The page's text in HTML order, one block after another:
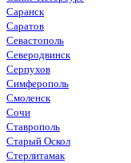
Саранск
Саратов
Севастополь
Северодвинск
Серпухов
Симферополь
Смоленск
Сочи
Ставрополь
Старый Оскол
Стерлитамак